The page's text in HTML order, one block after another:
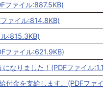
ファイル:887.5KB)
ァイル:814.8KB)
:815.3KB)
ファイル:621.9KB)
なりました！(PDFファイル
付金を支給します。(PDFファ